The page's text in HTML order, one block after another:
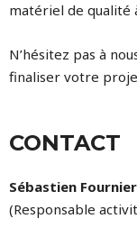
matériel de qualité
N’hésitez pas à
finaliser votre
CONTACT
Sébastien Fournier
(Responsable